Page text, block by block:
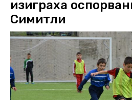
изиграха
Симитли